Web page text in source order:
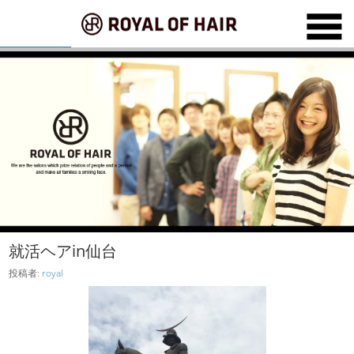
就活ヘアin仙台
投稿者: royal